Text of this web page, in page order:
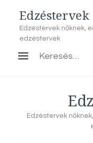
Edzéstervek
Edzéstervek nőknek,
edzéstervek
Keresés:
Edzéstervek